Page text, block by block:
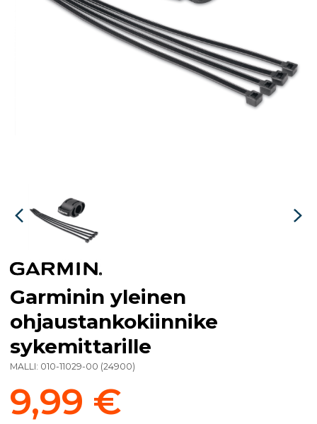
Garminin yleinen
ohjaustankokiinnike
sykemittarille
MALLI: 010-11029-00 (24900)
9,99 €